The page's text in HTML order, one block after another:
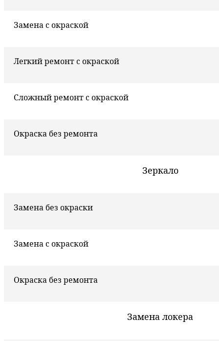
Замена с окраской
Легкий ремонт с окраской
Сложный ремонт с окраской
Окраска без ремонта
Зеркало
Замена без окраски
Замена с окраской
Окраска без ремонта
Замена локера